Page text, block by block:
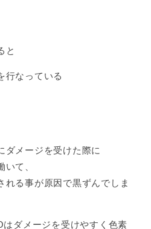
と
行なっている
ダメージを受けた際に
て、
れる事が原因で黒ずんでしま
ダメージを受けやすく色素